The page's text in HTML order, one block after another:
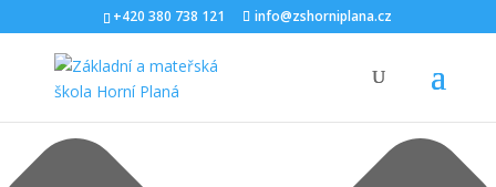
Spravovat Souhlas s cookies
+420 380 738 121 info@zshorniplana.cz